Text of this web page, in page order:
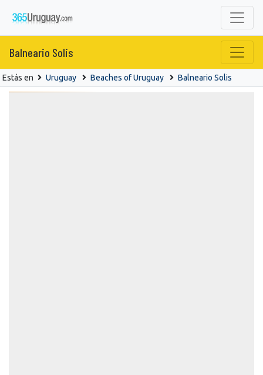
Balneario Solis
Estás en Uruguay Beaches of Uruguay Balneario Solis